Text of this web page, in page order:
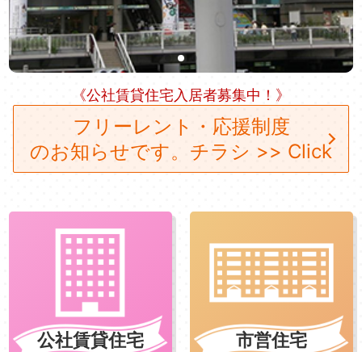
《公社賃貸住宅入居者募集中！》
フリーレント・応援制度
のお知らせです。 チラシ >> Click
公社賃貸住宅 市営住宅